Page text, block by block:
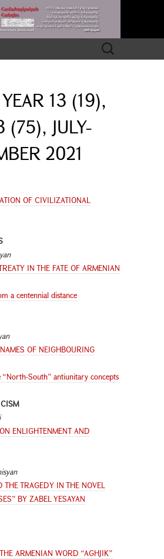
Search
for:
13 (19),
(75), JULY-
2021
OF CIVILIZATIONAL
IN THE FATE OF ARMENIAN
a centennial distance
OF NEIGHBOURING
South” antiunitary concepts
ENLIGHTENMENT AND
THE TRAGEDY IN THE NOVEL
BY ZABEL YESAYAN
ARMENIAN WORD “AGHJIK”